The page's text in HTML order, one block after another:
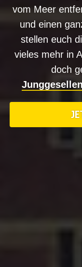
vom Meer
und einen
stellen euch
vieles mehr in
doch